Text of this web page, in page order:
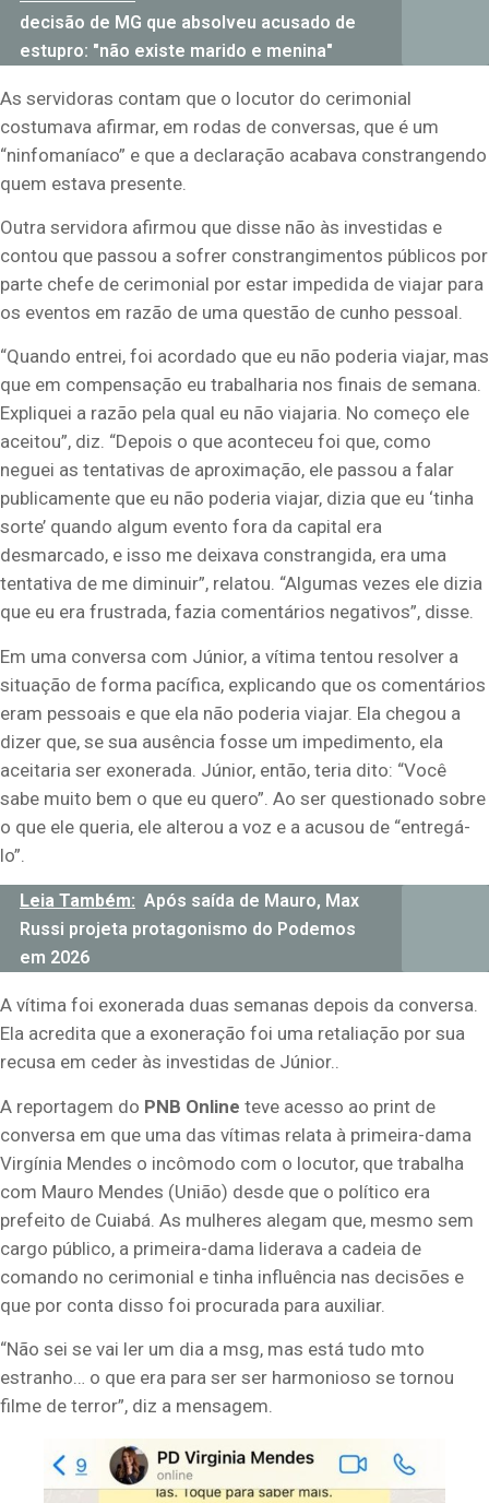
decisão de MG que absolveu acusado de
estupro: "não existe marido e menina"
As servidoras contam que o locutor do cerimonial
costumava afirmar, em rodas de conversas, que é um
“ninfomaníaco” e que a declaração acabava constrangendo
quem estava presente.
Outra servidora afirmou que disse não às investidas e
contou que passou a sofrer constrangimentos públicos por
parte chefe de cerimonial por estar impedida de viajar para
os eventos em razão de uma questão de cunho pessoal.
“Quando entrei, foi acordado que eu não poderia viajar, mas
que em compensação eu trabalharia nos finais de semana.
Expliquei a razão pela qual eu não viajaria. No começo ele
aceitou”, diz. “Depois o que aconteceu foi que, como
neguei as tentativas de aproximação, ele passou a falar
publicamente que eu não poderia viajar, dizia que eu ‘tinha
sorte’ quando algum evento fora da capital era
desmarcado, e isso me deixava constrangida, era uma
tentativa de me diminuir”, relatou. “Algumas vezes ele dizia
que eu era frustrada, fazia comentários negativos”, disse.
Em uma conversa com Júnior, a vítima tentou resolver a
situação de forma pacífica, explicando que os comentários
eram pessoais e que ela não poderia viajar. Ela chegou a
dizer que, se sua ausência fosse um impedimento, ela
aceitaria ser exonerada. Júnior, então, teria dito: “Você
sabe muito bem o que eu quero”. Ao ser questionado sobre
o que ele queria, ele alterou a voz e a acusou de “entregá-
lo”.
Leia Também: Após saída de Mauro, Max
Russi projeta protagonismo do Podemos
em 2026
A vítima foi exonerada duas semanas depois da conversa.
Ela acredita que a exoneração foi uma retaliação por sua
recusa em ceder às investidas de Júnior..
A reportagem do PNB Online teve acesso ao print de
conversa em que uma das vítimas relata à primeira-dama
Virgínia Mendes o incômodo com o locutor, que trabalha
com Mauro Mendes (União) desde que o político era
prefeito de Cuiabá. As mulheres alegam que, mesmo sem
cargo público, a primeira-dama liderava a cadeia de
comando no cerimonial e tinha influência nas decisões e
que por conta disso foi procurada para auxiliar.
“Não sei se vai ler um dia a msg, mas está tudo mto
estranho… o que era para ser ser harmonioso se tornou
filme de terror”, diz a mensagem.